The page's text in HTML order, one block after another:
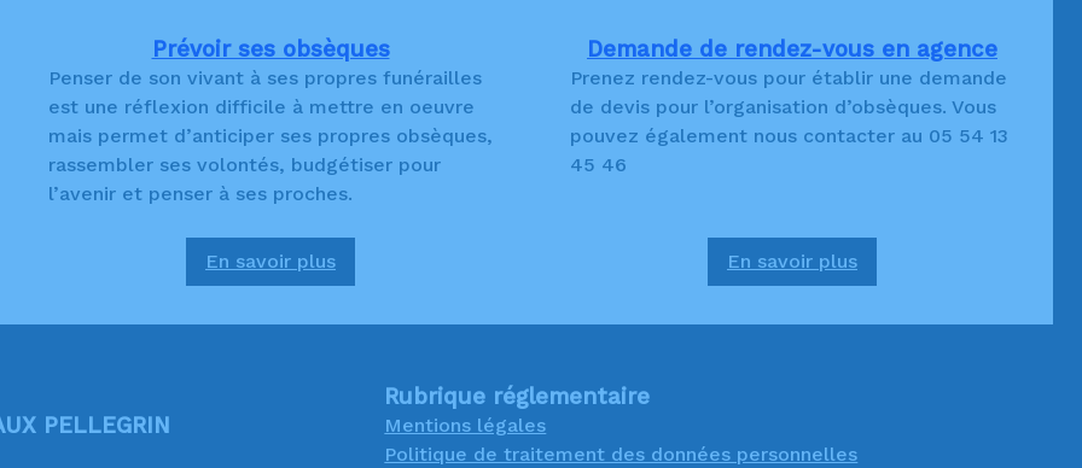
Prévoir ses obsèques
Penser de son vivant à ses propres funérailles
est une réflexion difficile à mettre en oeuvre
mais permet d’anticiper ses propres obsèques,
rassembler ses volontés, budgétiser pour
l’avenir et penser à ses proches.
En savoir plus
:
ses
Demande de rendez-vous en agence
Prenez rendez-vous pour établir une demande
de devis pour l’organisation d’obsèques. Vous
pouvez également nous contacter au 05 54 13
45 46
En savoir plus
:
de
agence
PELLEGRIN
Rubrique réglementaire
Mentions légales
Politique de traitement des données personnelles